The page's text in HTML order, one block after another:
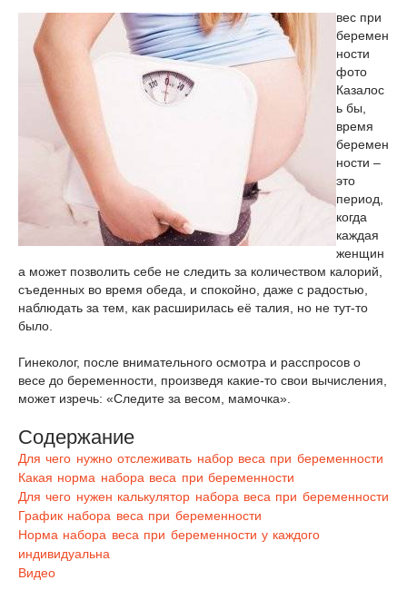
вес при
беремен
ности
фото
Казалос
ь бы,
время
беремен
ности –
это
период,
когда
каждая
женщин
а может позволить себе не следить за количеством калорий,
съеденных во время обеда, и спокойно, даже с радостью,
наблюдать за тем, как расширилась её талия, но не тут-то
было.
Гинеколог, после внимательного осмотра и расспросов о
весе до беременности, произведя какие-то свои вычисления,
может изречь: «Следите за весом, мамочка».
Содержание
Для чего нужно отслеживать набор веса при беременности
Какая норма набора веса при беременности
Для чего нужен калькулятор набора веса при беременности
График набора веса при беременности
Норма набора веса при беременности у каждого
индивидуальна
Видео